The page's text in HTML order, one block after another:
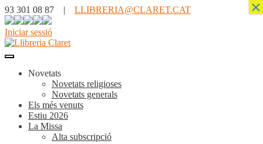
93 301 08 87 | LLIBRERIA@CLARET.CAT
Iniciar sessió
Novetats
Novetats religioses
Novetats generals
Els més venuts
Estiu 2026
La Missa
Alta subscripció
×